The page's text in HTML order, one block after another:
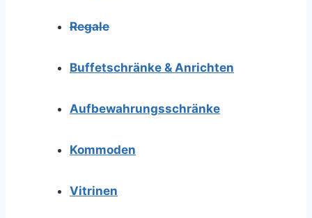
Regale
Buffetschränke & Anrichten
Aufbewahrungsschränke
Kommoden
Vitrinen